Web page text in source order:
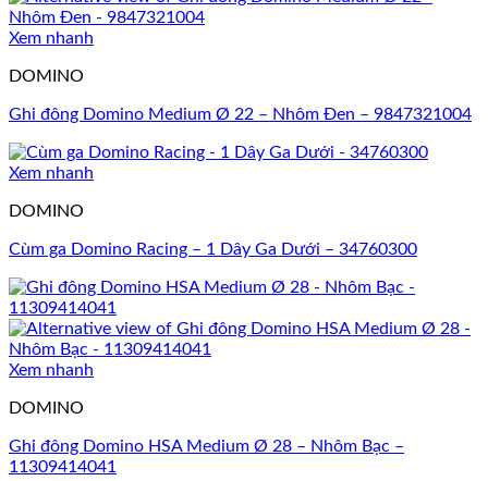
Xem nhanh
DOMINO
Ghi đông Domino Medium Ø 22 – Nhôm Đen – 9847321004
Xem nhanh
DOMINO
Cùm ga Domino Racing – 1 Dây Ga Dưới – 34760300
Xem nhanh
DOMINO
Ghi đông Domino HSA Medium Ø 28 – Nhôm Bạc –
11309414041